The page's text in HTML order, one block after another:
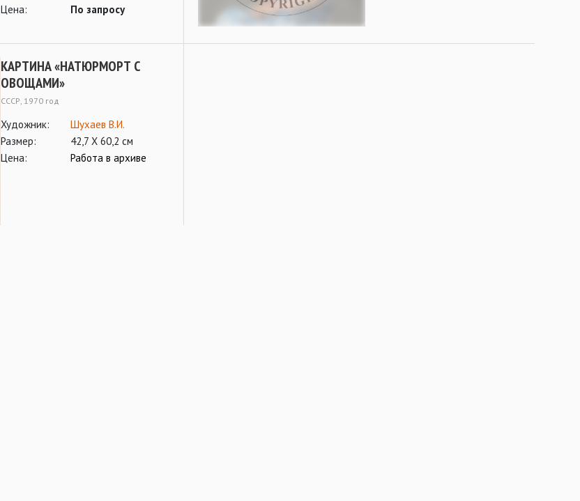
Цена:
По запросу
КАРТИНА «НАТЮРМОРТ С
ОВОЩАМИ»
СССР, 1970 год
Художник:
Шухаев В.И.
Размер:
42,7 Х 60,2 см
Цена:
Работа в архиве